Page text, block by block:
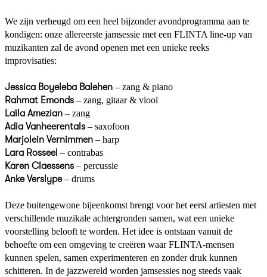
We zijn verheugd om een heel bijzonder avondprogramma aan te
kondigen: onze allereerste jamsessie met een FLINTA line-up van
muzikanten zal de avond openen met een unieke reeks
improvisaties:
Jessica Boyeleba Balehen – zang & piano
Rahmat Emonds – zang, gitaar & viool
Laïla Amezian – zang
Adia Vanheerentals – saxofoon
Marjolein Vernimmen – harp
Lara Rosseel – contrabas
Karen Claessens – percussie
Anke Verslype– drums
Deze buitengewone bijeenkomst brengt voor het eerst artiesten met
verschillende muzikale achtergronden samen, wat een unieke
voorstelling belooft te worden. Het idee is ontstaan vanuit de
behoefte om een omgeving te creëren waar FLINTA-mensen
kunnen spelen, samen experimenteren en zonder druk kunnen
schitteren. In de jazzwereld worden jamsessies nog steeds vaak